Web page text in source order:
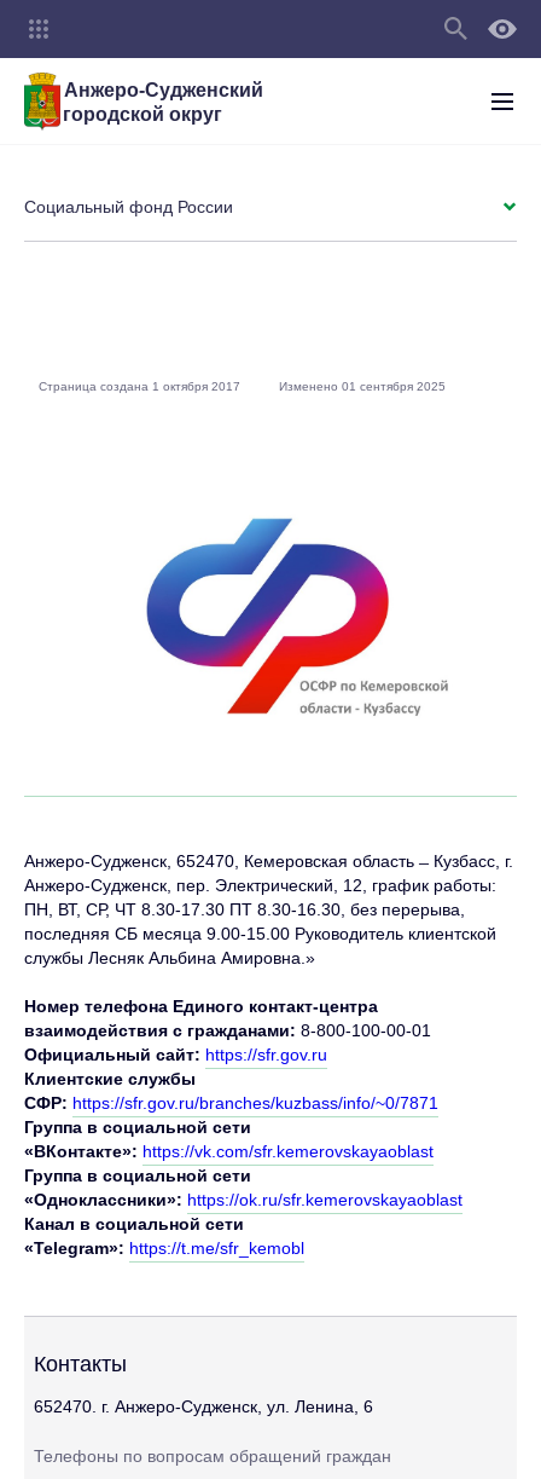
Анжеро-Судженский
городской округ
Анжеро-Судженск, 652470, Кемеровская область ̶ Кузбасс, г.
Анжеро-Судженск, пер. Электрический, 12, график работы:
ПН, ВТ, СР, ЧТ 8.30-17.30 ПТ 8.30-16.30, без перерыва,
последняя СБ месяца 9.00-15.00 Руководитель клиентской
службы Лесняк Альбина Амировна.»
Номер телефона Единого контакт-центра
взаимодействия с гражданами: 8-800-100-00-01
Официальный сайт: https://sfr.gov.ru
Клиентские службы
СФР: https://sfr.gov.ru/branches/kuzbass/info/~0/7871
Группа в социальной сети
«ВКонтакте»: https://vk.com/sfr.kemerovskayaoblast
Группа в социальной сети
«Одноклассники»: https://ok.ru/sfr.kemerovskayaoblast
Канал в социальной сети
«Telegram»: https://t.me/sfr_kemobl
Социальный фонд России
Страница создана 1 октября 2017 Изменено 01 сентября 2025
Контакты
652470. г. Анжеро-Судженск, ул. Ленина, 6
Телефоны по вопросам обращений граждан